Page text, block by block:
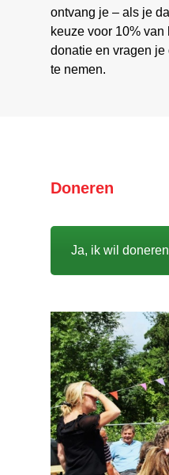
ontvang je – als je
keuze voor 10%
donatie en vragen je
te nemen.
Doneren
Ja, ik wil